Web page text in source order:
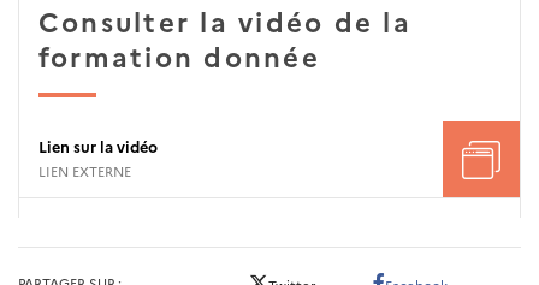
Consulter la vidéo de la
formation donnée
Lien sur la vidéo
LIEN EXTERNE